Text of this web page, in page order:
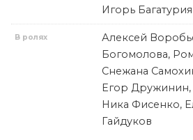
Игорь Багатурия
В ролях
Алексей
Богомолова,
Снежана
Егор
Ника Фисенко,
Гайдуков